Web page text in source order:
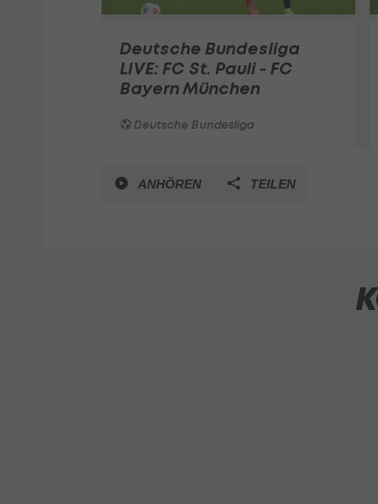
Deutsche Bundesliga
LIVE: FC St. Pauli - FC
Bayern München
Deutsche Bundesliga
ANHÖREN TEILEN